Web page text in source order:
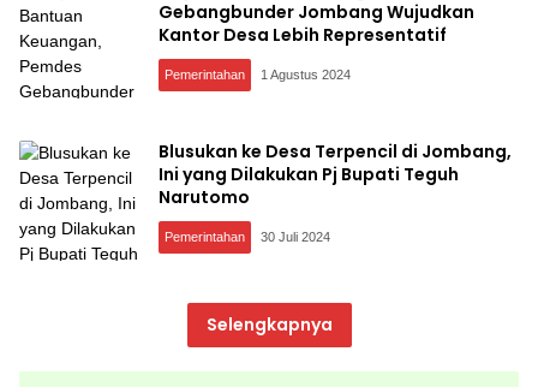
Gebangbunder Jombang Wujudkan
Kantor Desa Lebih Representatif
Pemerintahan 1 Agustus 2024
Blusukan ke Desa Terpencil di Jombang,
Ini yang Dilakukan Pj Bupati Teguh
Narutomo
Pemerintahan 30 Juli 2024
Selengkapnya